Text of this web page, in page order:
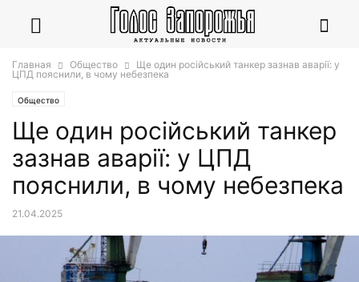
Главная Общество
Ще один російський танкер зазнав аварії: у
ЦПД пояснили, в чому небезпека
Общество
Ще один російський танкер
зазнав аварії: у ЦПД
пояснили, в чому небезпека
21.04.2025